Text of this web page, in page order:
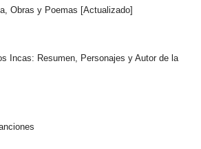
Obras y Poemas [Actualizado]
Incas: Resumen, Personajes y Autor de la